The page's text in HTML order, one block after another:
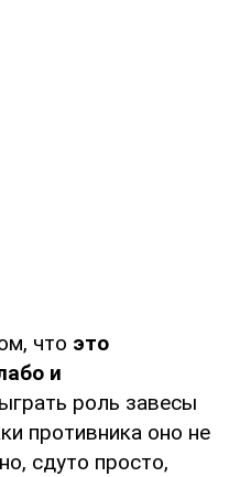
что это
и
роль завесы
противника оно не
сдуто просто,